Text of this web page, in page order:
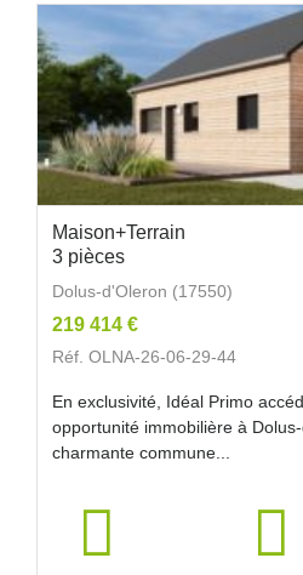
Maison+Terrain
3 pièces
Dolus-d'Oleron (17550)
219 414 €
Réf. OLNA-26-06-29-44
En exclusivité, Idéal Primo
opportunité immobilière à
charmante commune...